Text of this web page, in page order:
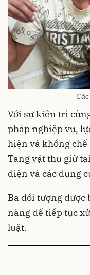
Với sự kiên trì
pháp nghiệp vụ,
hiện và khống
Tang vật thu giữ
điện và các dụng
Ba đối tượng được
năng để tiếp tục
luật.